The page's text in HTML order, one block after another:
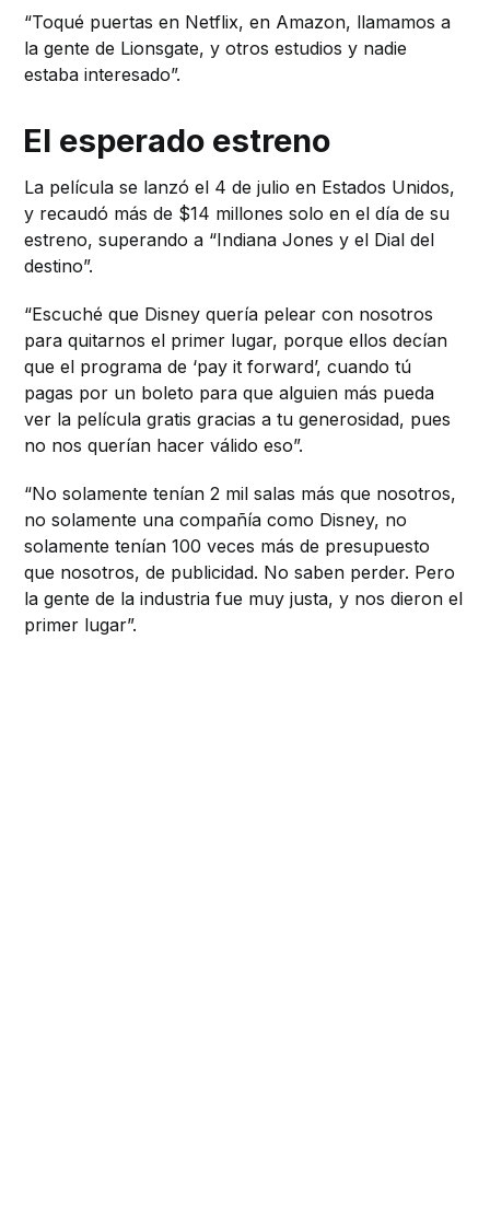
“Toqué puertas en Netflix, en Amazon, llamamos a
la gente de Lionsgate, y otros estudios y nadie
estaba interesado”.
El esperado estreno
La película se lanzó el 4 de julio en Estados Unidos,
y recaudó más de $14 millones solo en el día de su
estreno, superando a “Indiana Jones y el Dial del
destino”.
“Escuché que Disney quería pelear con nosotros
para quitarnos el primer lugar, porque ellos decían
que el programa de ‘pay it forward’, cuando tú
pagas por un boleto para que alguien más pueda
ver la película gratis gracias a tu generosidad, pues
no nos querían hacer válido eso”.
“No solamente tenían 2 mil salas más que nosotros,
no solamente una compañía como Disney, no
solamente tenían 100 veces más de presupuesto
que nosotros, de publicidad. No saben perder. Pero
la gente de la industria fue muy justa, y nos dieron el
primer lugar”.